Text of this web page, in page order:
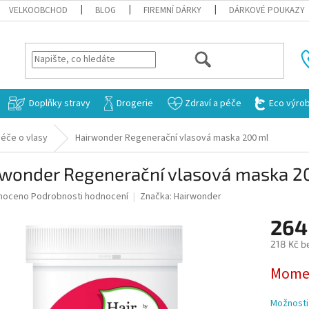
VELKOOBCHOD BLOG FIREMNÍ DÁRKY DÁRKOVÉ POUKAZY
HLEDAT
Doplňky stravy Drogerie Zdraví a péče Eco
o vlasy Hairwonder Regenerační vlasová maska 200 ml
Regenerační vlasová maska
Podrobnosti hodnocení Značka: Hairwonder
218 Kč
cena: